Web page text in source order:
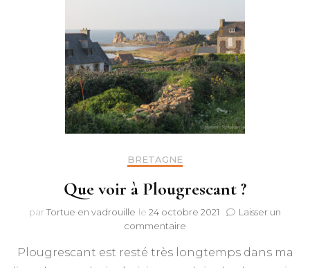
BRETAGNE
Que voir à Plougrescant ?
par Tortue en vadrouille le 24 octobre 2021
Laisser un
commentaire
voir
Plougrescant est resté très longtemps dans ma